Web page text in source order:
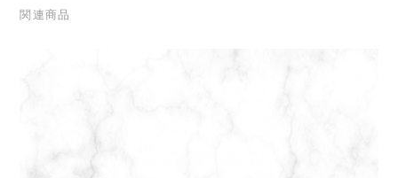
関連商品